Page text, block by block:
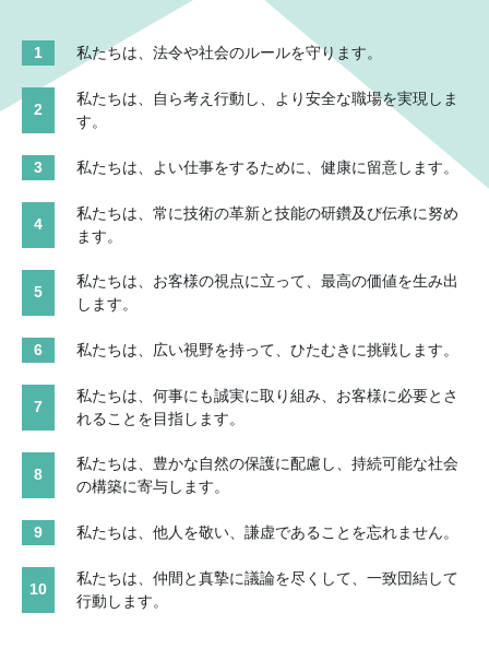
1 私たちは、法令や社会のルールを守ります。
2
私たちは、自ら考え行動し、より安全な職場を実現しま
す。
3 私たちは、よい仕事をするために、健康に留意します。
4
私たちは、常に技術の革新と技能の研鑽及び伝承に努め
ます。
5
私たちは、お客様の視点に立って、最高の価値を生み出
します。
6 私たちは、広い視野を持って、ひたむきに挑戦します。
7
私たちは、何事にも誠実に取り組み、お客様に必要とさ
れることを目指します。
8
私たちは、豊かな自然の保護に配慮し、持続可能な社会
の構築に寄与します。
9 私たちは、他人を敬い、謙虚であることを忘れません。
10
私たちは、仲間と真摯に議論を尽くして、一致団結して
行動します。